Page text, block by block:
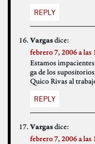
REPLY
Vargasdice:
febrero 7, 2006 a las
Estamos
ga de los
Quico Rivas al
REPLY
Vargasdice:
febrero 7, 2006 a las